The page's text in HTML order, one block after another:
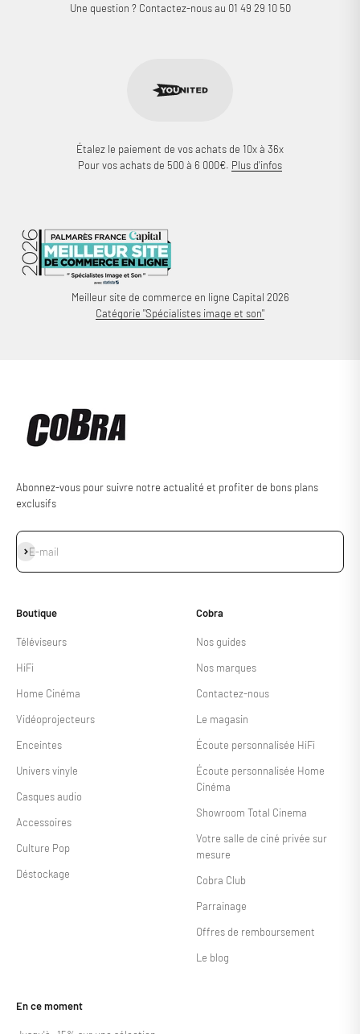
Une question ? Contactez-nous au 01 49 29 10 50
Étalez le paiement de vos achats de 10x à 36x
Pour vos achats de 500 à 6 000€. Plus d'infos
Meilleur site de commerce en ligne Capital 2026
Catégorie "Spécialistes image et son"
Abonnez-vous pour suivre notre actualité et profiter de bons plans
exclusifs
E-mail
S'inscrire
Boutique
Téléviseurs
HiFi
Home Cinéma
Vidéoprojecteurs
Enceintes
Univers vinyle
Casques audio
Accessoires
Culture Pop
Déstockage
Cobra
Nos guides
Nos marques
Contactez-nous
Le magasin
Écoute personnalisée HiFi
Écoute personnalisée Home
Cinéma
Showroom Total Cinema
Votre salle de ciné privée sur
mesure
Cobra Club
Parrainage
Offres de remboursement
Le blog
En ce moment